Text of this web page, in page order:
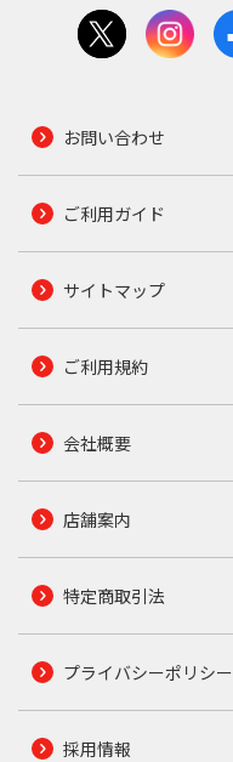
お問い合わせ
ご利用ガイド
サイトマップ
ご利用規約
会社概要
店舗案内
特定商取引法
プライバシーポリシー
採用情報